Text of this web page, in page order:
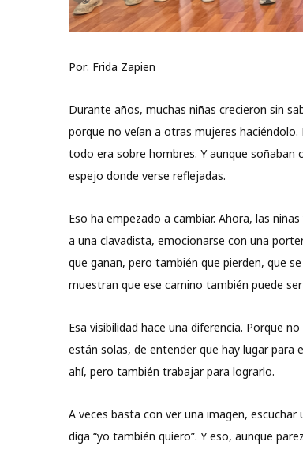
Por: Frida Zapien
Durante años, muchas niñas crecieron sin
porque no veían a otras mujeres
todo era sobre hombres. Y aunque soñaban
espejo donde verse reflejadas.
Eso ha empezado a cambiar. Ahora, las
a una clavadista, emocionarse con una
que ganan, pero también que pierden, que
muestran que ese camino también puede
Esa visibilidad hace una diferencia. Porque
están solas, de entender que hay lugar para
ahí, pero también trabajar para lograrlo.
A veces basta con ver una imagen,
diga “yo también quiero”. Y eso, aunque